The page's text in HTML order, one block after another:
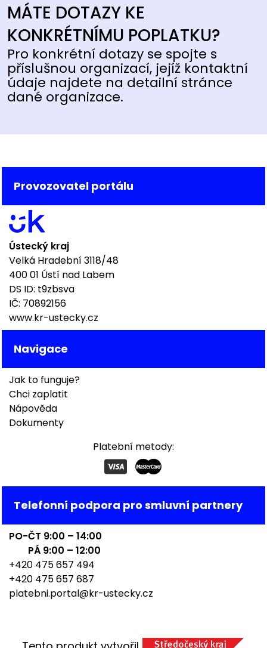
MÁTE DOTAZY KE
KONKRÉTNÍMU POPLATKU?
Pro konkrétní dotazy se spojte s
příslušnou organizací, jejíž kontaktní
údaje najdete na detailní stránce
dané organizace.
Provozovatel portálu
Ústecký kraj
Velká Hradební 3118/48
400 01 Ústí nad Labem
DS ID: t9zbsva
IČ: 70892156
www.kr-ustecky.cz
Navigace
Jak to funguje?
Chci zaplatit
Nápověda
Dokumenty
Platební metody:
Telefonní podpora pro smluvní partnery
PO-ČT 9:00 – 14:00
PÁ 9:00 – 12:00
+420 475 657 494
+420 475 657 687
platebni.portal@kr-ustecky.cz